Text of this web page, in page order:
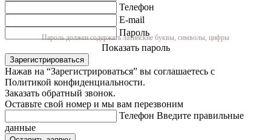
Телефон
E-mail
Пароль
Пароль должен содержать латинские буквы, символы, цифры
Показать пароль
Зарегистрироваться
Нажав на “Зарегистрироваться” вы соглашаетесь с
Политикой конфиденциальности.
Заказать обратный звонок.
Оставьте свой номер и мы вам перезвоним
Телефон Введите правильные
данные